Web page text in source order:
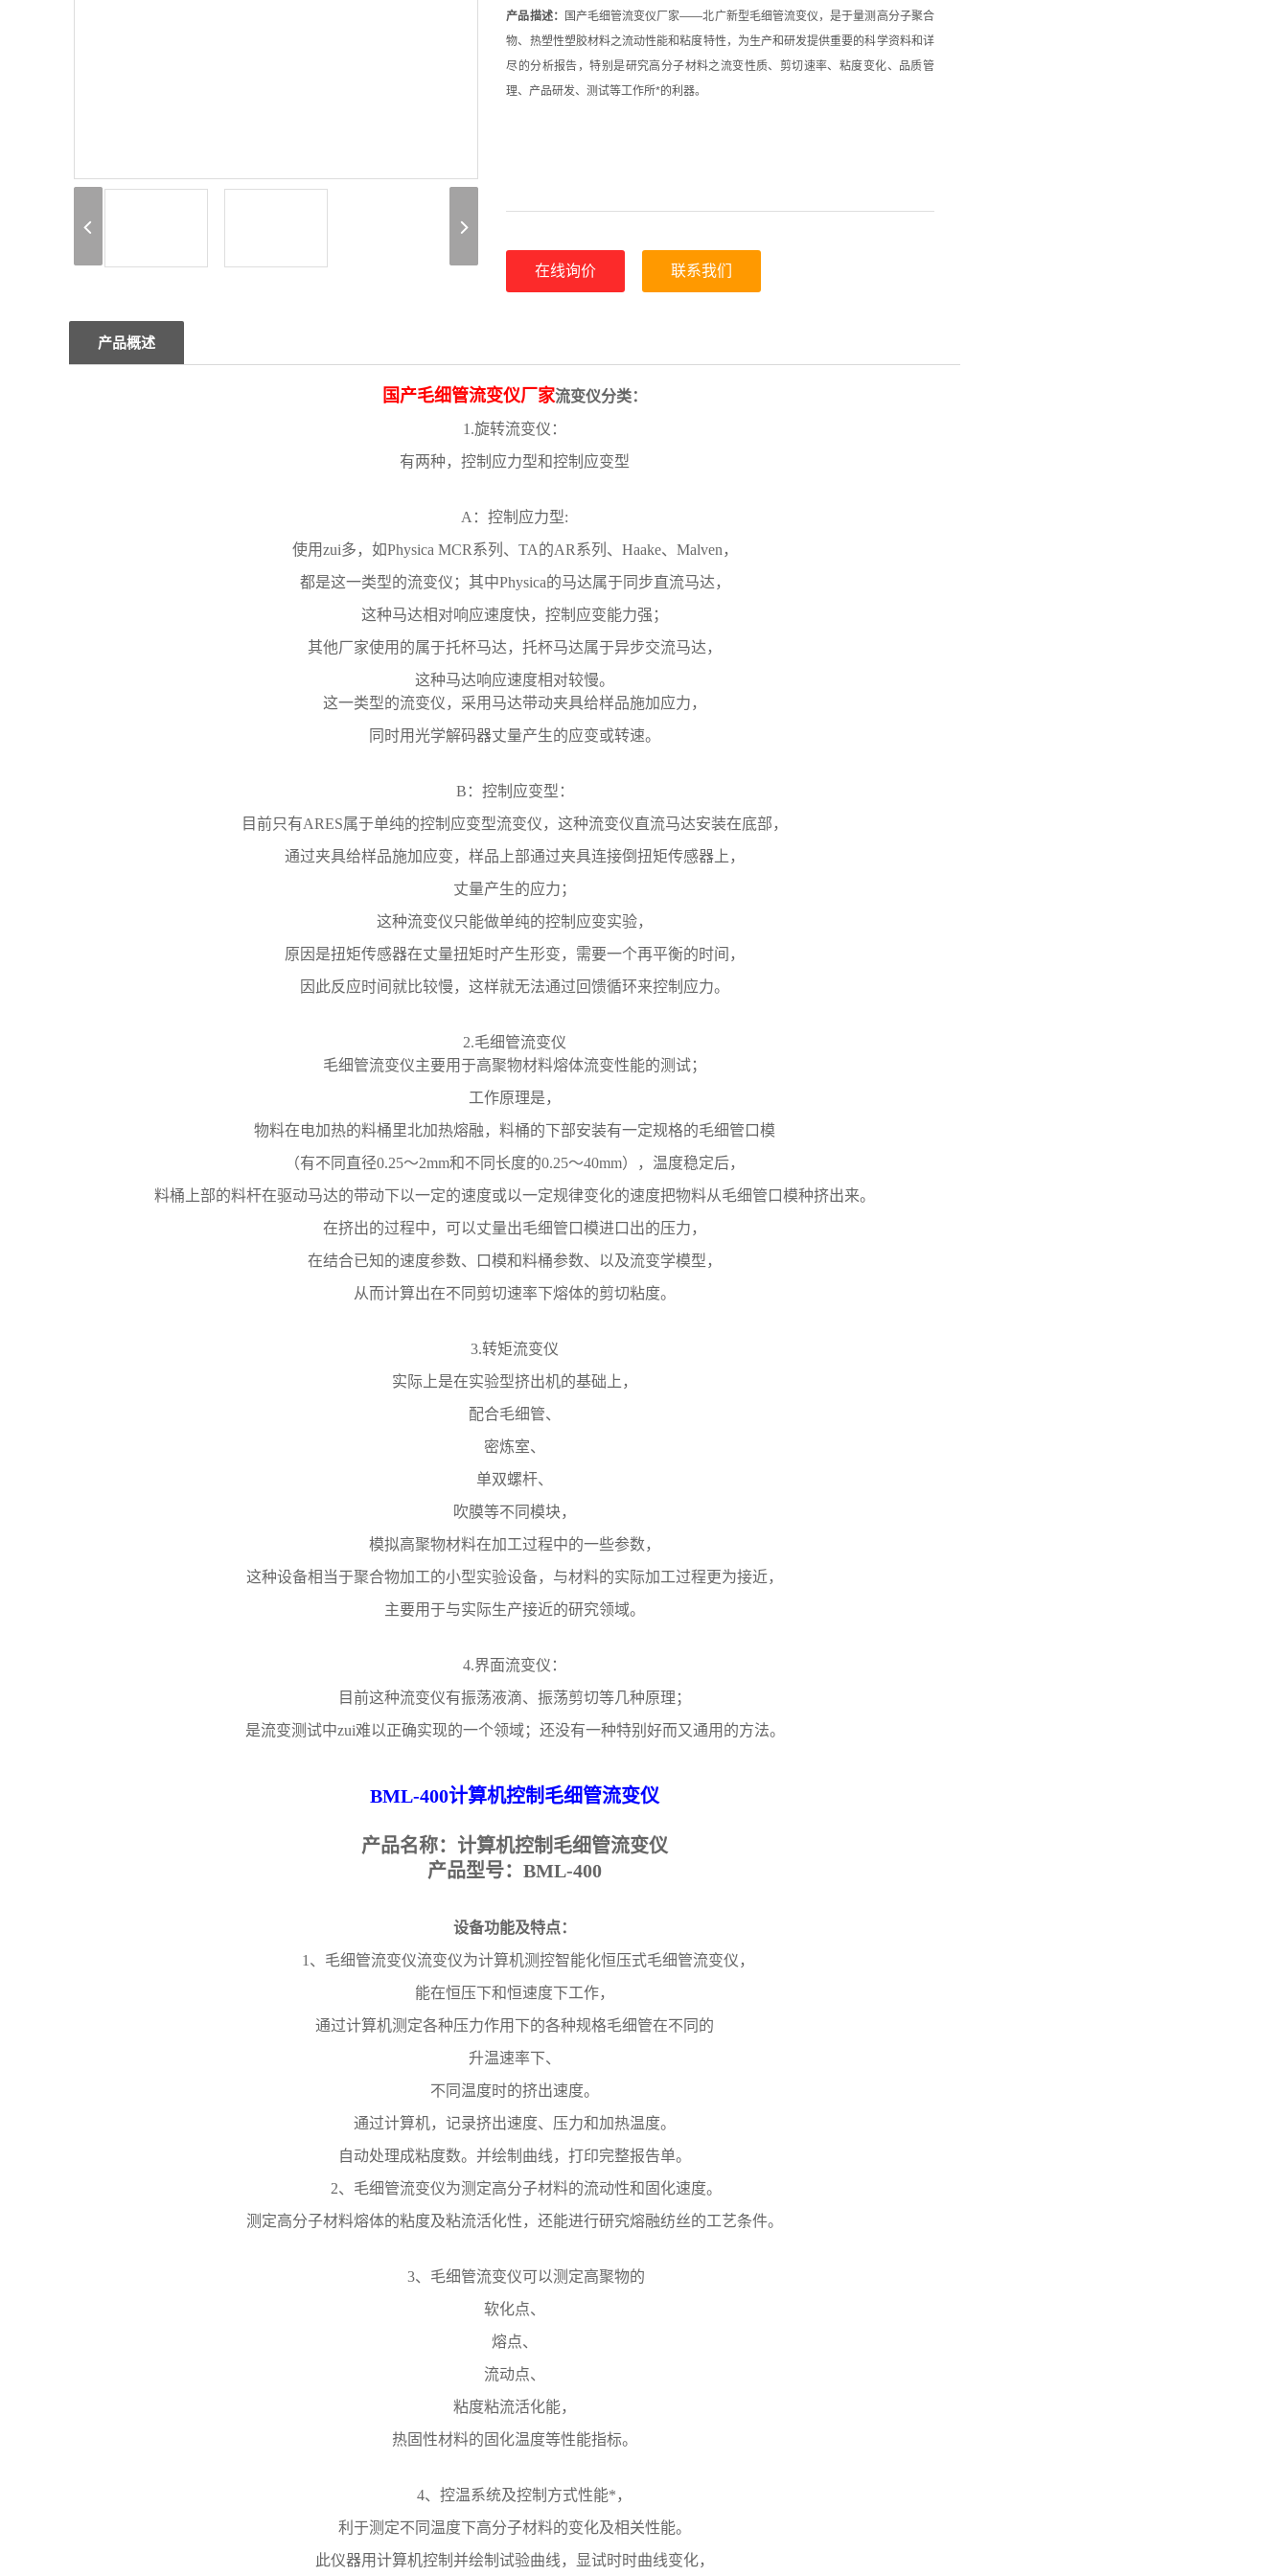
产品描述：
国产毛细管流变仪厂家——北广新型毛细管流变仪，是于量测高分子聚合
物、热塑性塑胶材料之流动性能和粘度特性，为生产和研发提供重要的科学资料和详
尽的分析报告，特别是研究高分子材料之流变性质、剪切速率、粘度变化、品质管
理、产品研发、测试等工作所*的利器。
在线询价 联系我们
产品概述
国产毛细管流变仪厂家流变仪分类：
1.旋转流变仪：
有两种，控制应力型和控制应变型
A：控制应力型:
使用zui多，如Physica MCR系列、TA的AR系列、Haake、Malven，
都是这一类型的流变仪；其中Physica的马达属于同步直流马达，
这种马达相对响应速度快，控制应变能力强；
其他厂家使用的属于托杯马达，托杯马达属于异步交流马达，
这种马达响应速度相对较慢。
这一类型的流变仪，采用马达带动夹具给样品施加应力，
同时用光学解码器丈量产生的应变或转速。
B：控制应变型：
目前只有ARES属于单纯的控制应变型流变仪，这种流变仪直流马达安装在底部，
通过夹具给样品施加应变，样品上部通过夹具连接倒扭矩传感器上，
丈量产生的应力；
这种流变仪只能做单纯的控制应变实验，
原因是扭矩传感器在丈量扭矩时产生形变，需要一个再平衡的时间，
因此反应时间就比较慢，这样就无法通过回馈循环来控制应力。
2.毛细管流变仪
毛细管流变仪主要用于高聚物材料熔体流变性能的测试；
工作原理是，
物料在电加热的料桶里北加热熔融，料桶的下部安装有一定规格的毛细管口模
（有不同直径0.25～2mm和不同长度的0.25～40mm），温度稳定后，
料桶上部的料杆在驱动马达的带动下以一定的速度或以一定规律变化的速度把物料从毛细管口模种挤出来。
在挤出的过程中，可以丈量出毛细管口模进口出的压力，
在结合已知的速度参数、口模和料桶参数、以及流变学模型，
从而计算出在不同剪切速率下熔体的剪切粘度。
3.转矩流变仪
实际上是在实验型挤出机的基础上，
配合毛细管、
密炼室、
单双螺杆、
吹膜等不同模块，
模拟高聚物材料在加工过程中的一些参数，
这种设备相当于聚合物加工的小型实验设备，与材料的实际加工过程更为接近，
主要用于与实际生产接近的研究领域。
4.界面流变仪：
目前这种流变仪有振荡液滴、振荡剪切等几种原理；
是流变测试中zui难以正确实现的一个领域；还没有一种特别好而又通用的方法。
BML-400计算机控制毛细管流变仪
产品名称： 计算机控制毛细管流变仪
产品型号：BML-400
设备功能及特点：
1、毛细管流变仪流变仪为计算机测控智能化恒压式毛细管流变仪，
能在恒压下和恒速度下工作，
通过计算机测定各种压力作用下的各种规格毛细管在不同的
升温速率下、
不同温度时的挤出速度。
通过计算机，记录挤出速度、压力和加热温度。
自动处理成粘度数。并绘制曲线，打印完整报告单。
2、毛细管流变仪为测定高分子材料的流动性和固化速度。
测定高分子材料熔体的粘度及粘流活化性，还能进行研究熔融纺丝的工艺条件。
3、毛细管流变仪可以测定高聚物的
软化点、
熔点、
流动点、
粘度粘流活化能，
热固性材料的固化温度等性能指标。
4、控温系统及控制方式性能*，
利于测定不同温度下高分子材料的变化及相关性能。
此仪器用计算机控制并绘制试验曲线，显试时时曲线变化，